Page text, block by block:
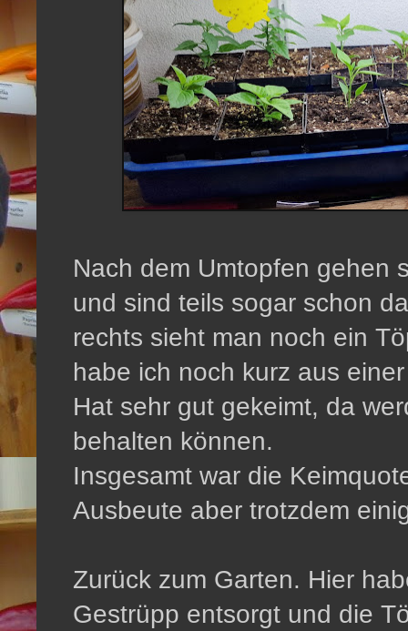
Nach dem Umtopfen gehen
und sind teils sogar schon
rechts sieht man noch ein
habe ich noch kurz aus
Hat sehr gut gekeimt, da
behalten können.
Insgesamt war die
Ausbeute aber trotzdem
Zurück zum Garten. Hier
Gestrüpp entsorgt und die